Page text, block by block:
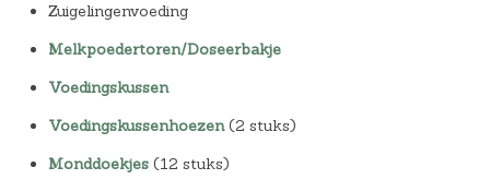
Zuigelingenvoeding
Melkpoedertoren/Doseerbakje
Voedingskussen
Voedingskussenhoezen(2 stuks)
Monddoekjes(12 stuks)